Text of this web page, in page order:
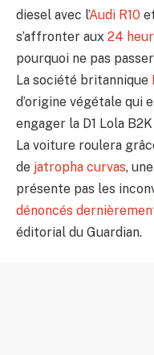
diesel avec l’Audi R10
s’affronter aux 24
pourquoi ne pas
La société britannique
d’origine végétale qui
engager la D1 Lola
La voiture roulera
de jatropha curvas,
présente pas les
dénoncés
éditorial du Guardian.